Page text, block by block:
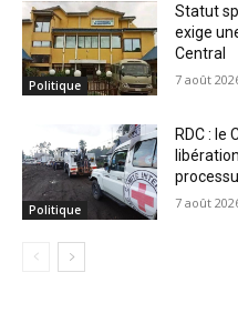
Politique
Statut
exige
Central
7 août
Politique
RDC : le
7 août